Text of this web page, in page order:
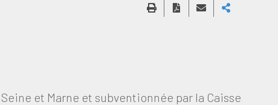
et Marne et subventionnée par la Caisse